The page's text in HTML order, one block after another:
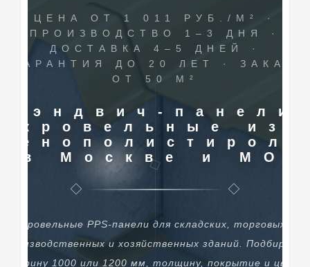
ЦЕНА ОТ 1 011 РУБ./М² ·
ПРОИЗВОДСТВО 1–3 ДНЯ ·
ДОСТАВКА 4–5 ДНЕЙ ·
ГАРАНТИЯ ДО 20 ЛЕТ · ЗАКАЗ
ОТ 50 М²
Сэндвич-панели
кровельные из
пенополистирола
в Москве и МО
Кровельные PPS-панели для складских, торговых,
производственных и хозяйственных зданий. Подбираем
ширину 1000 или 1200 мм, толщину, покрытие и цвет